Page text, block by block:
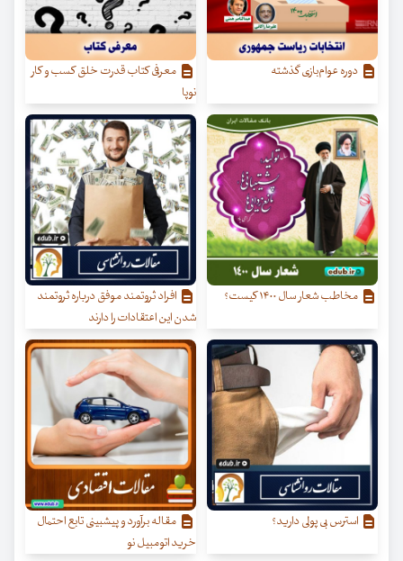
دوره عوام‌بازی گذشته
معرفی کتاب قدرت خلق کسب‌ و کار
نوپا
مخاطب شعار سال ۱۴۰۰ کیست؟
افراد ثروتمند موفق درباره ثروتمند
شدن این اعتقادات را دارند
استرس بی پولی دارید؟
مقاله برآورد و پیش‏بینی تابع احتمال
خرید اتومبیل نو